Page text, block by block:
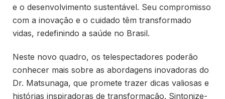
e o desenvolvimento sustentável. Seu compromisso
com a inovação e o cuidado têm transformado
vidas, redefinindo a saúde no Brasil.
Neste novo quadro, os telespectadores poderão
conhecer mais sobre as abordagens inovadoras do
Dr. Matsunaga, que promete trazer dicas valiosas e
histórias inspiradoras de transformação. Sintonize-